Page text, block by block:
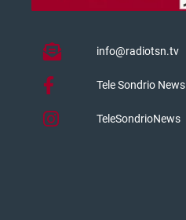
info@radiotsn.tv
Tele Sondrio News
TeleSondrioNews